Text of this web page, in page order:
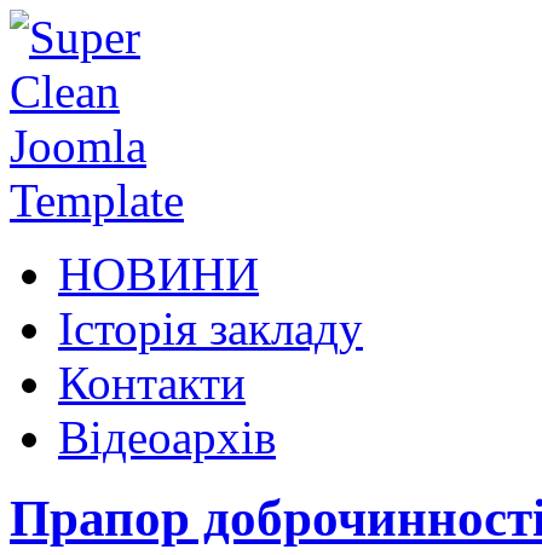
НОВИНИ
Історія закладу
Контакти
Відеоархів
Прапор